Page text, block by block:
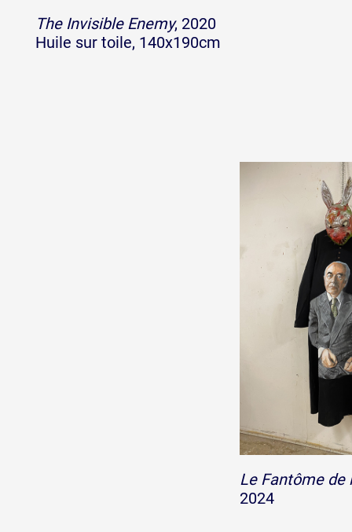
The Invisible Enemy, 2020
Huile sur toile, 140x190cm
Le Fantôme de
2024